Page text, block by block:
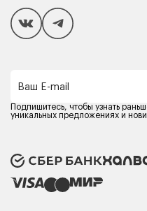
Покупателям
Способы оплаты
Компания MOON
Оферта
Политика
Карьера в MOON
Ваш E-mail
Подпишитесь, чтобы узнать
уникальных предложениях и